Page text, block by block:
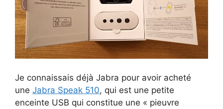
Je connaissais déjà Jabra pour avoir acheté
une Jabra Speak 510, qui est une petite
enceinte USB qui constitue une « pieuvre